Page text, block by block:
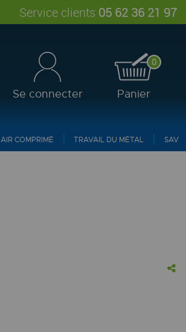
Service clients 05 62 36 21 97
Se connecter
0
Panier
AIR COMPRIMÉ TRAVAIL DU MÉTAL SAV